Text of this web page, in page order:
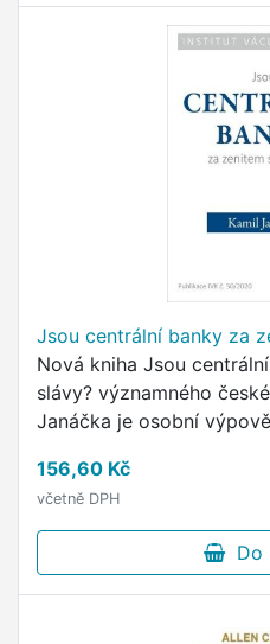
Jsou centrální banky za
Nová kniha Jsou
slávy? významného
Janáčka je osobní
prošel od začátku 90. …
156,60 Kč
včetně DPH
Do